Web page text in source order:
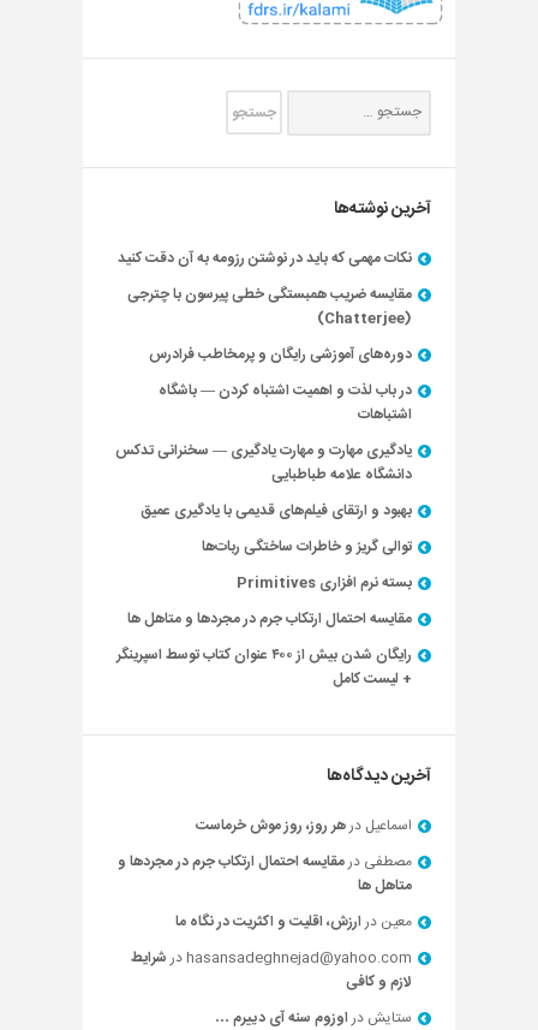
آخرین نوشته‌ها
نکات مهمی که باید در نوشتن رزومه به آن دقت کنید
مقایسه ضریب همبستگی خطی پیرسون با چترجی
(Chatterjee)
دوره‌های آموزشی رایگان و پرمخاطب فرادرس
در باب لذت و اهمیت اشتباه کردن — باشگاه
اشتباهات
یادگیری مهارت و مهارت یادگیری — سخنرانی تدکس
دانشگاه علامه طباطبایی
بهبود و ارتقای فیلم‌های قدیمی با یادگیری عمیق
توالی گریز و خاطرات ساختگی ربات‌ها
بسته نرم افزاری Primitives
مقایسه احتمال ارتکاب جرم در مجردها و متاهل ها
رایگان شدن بیش از ۴۰۰ عنوان کتاب توسط اسپرینگر
+ لیست کامل
آخرین دیدگاه‌ها
اسماعیل درهر روز، روز موش خرماست
مصطفی درمقایسه احتمال ارتکاب جرم در مجردها و
متاهل ها
معین درارزش، اقلیت و اکثریت در نگاه ما
hasansadeghnejad@yahoo.com درشرایط
لازم و کافی
ستایش دراوزوم سنه آی دییرم …